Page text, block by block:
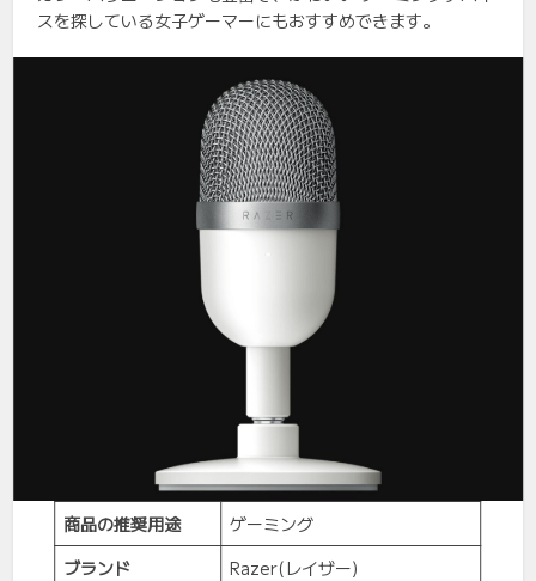
スを探している女子ゲーマーにもおすすめできます。
商品の推奨用途
ゲーミング
ブランド
Razer(レイザー)